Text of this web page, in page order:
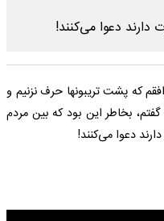
که پشت تریبونها حرف نزنیم و
بخاطر این بود که بین مردم
دعوا می‌کنند!